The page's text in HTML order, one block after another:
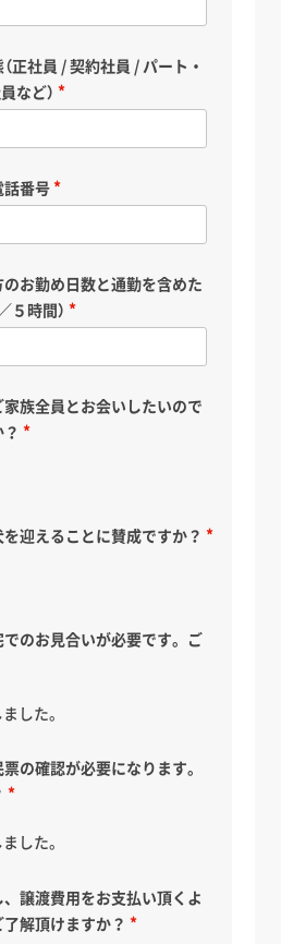
正社員 / 契約社員 / パート・
など）
話番号
お勤め日数と通勤を含めた
５時間）
族全員とお会いしたいので
迎えることに賛成ですか？
でのお見合いが必要です。ご
した。
の確認が必要になります。
した。
譲渡費用をお支払い頂くよ
解頂けますか？